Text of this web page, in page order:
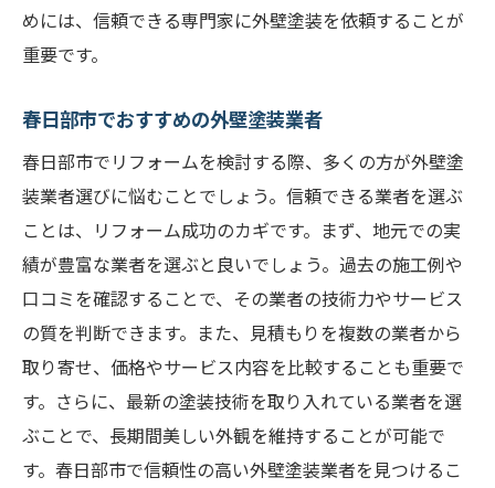
めには、信頼できる専門家に外壁塗装を依頼することが
重要です。
春日部市でおすすめの外壁塗装業者
春日部市でリフォームを検討する際、多くの方が外壁塗
装業者選びに悩むことでしょう。信頼できる業者を選ぶ
ことは、リフォーム成功のカギです。まず、地元での実
績が豊富な業者を選ぶと良いでしょう。過去の施工例や
口コミを確認することで、その業者の技術力やサービス
の質を判断できます。また、見積もりを複数の業者から
取り寄せ、価格やサービス内容を比較することも重要で
す。さらに、最新の塗装技術を取り入れている業者を選
ぶことで、長期間美しい外観を維持することが可能で
す。春日部市で信頼性の高い外壁塗装業者を見つけるこ